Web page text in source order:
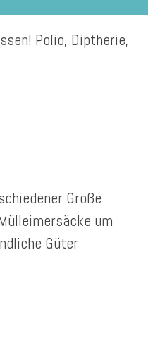
Polio, Diptherie,
Größe
um
Güter